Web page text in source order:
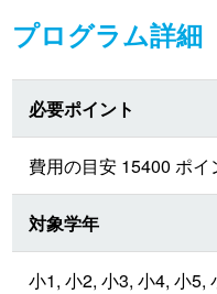
プログラム詳細
必要ポイント
費用の目安 15400 ポイ
対象学年
小1, 小2, 小3, 小4, 小5,